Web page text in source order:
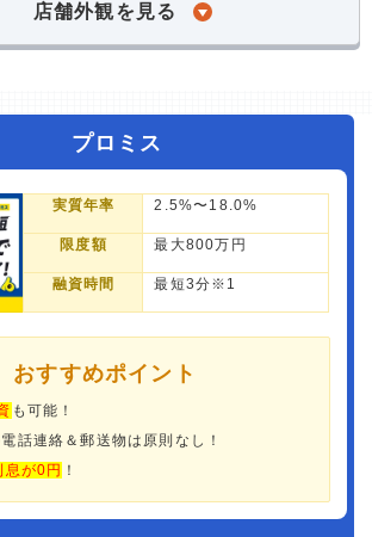
店舗外観を見る
プロミス
実質年率 2.5%〜18.0%
限度額 最大800万円
融資時間 最短3分※1
おすすめポイント
も可能！
話連絡＆郵送物は原則なし！
が0円 ！